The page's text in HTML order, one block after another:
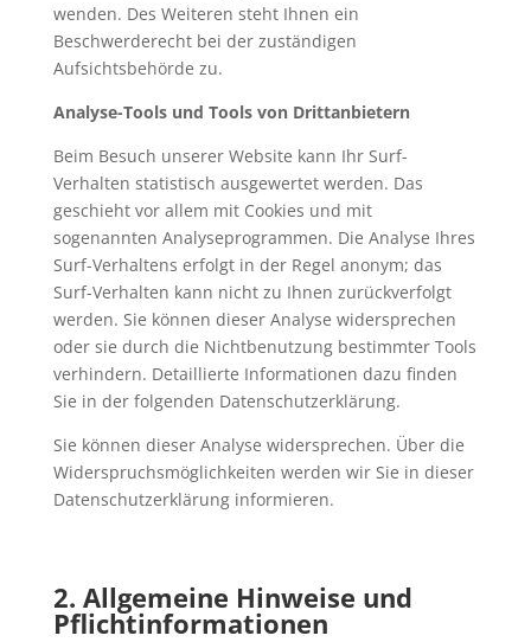
wenden. Des Weiteren steht Ihnen ein
Beschwerderecht bei der zuständigen
Aufsichtsbehörde zu.
Analyse-Tools und Tools von Drittanbietern
Beim Besuch unserer Website kann Ihr Surf-
Verhalten statistisch ausgewertet werden. Das
geschieht vor allem mit Cookies und mit
sogenannten Analyseprogrammen. Die Analyse Ihres
Surf-Verhaltens erfolgt in der Regel anonym; das
Surf-Verhalten kann nicht zu Ihnen zurückverfolgt
werden. Sie können dieser Analyse widersprechen
oder sie durch die Nichtbenutzung bestimmter Tools
verhindern. Detaillierte Informationen dazu finden
Sie in der folgenden Datenschutzerklärung.
Sie können dieser Analyse widersprechen. Über die
Widerspruchsmöglichkeiten werden wir Sie in dieser
Datenschutzerklärung informieren.
2. Allgemeine Hinweise und
Pflichtinformationen